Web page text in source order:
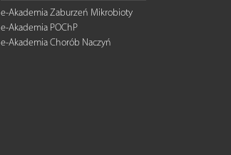
e-Akademia Zaburzeń Mikrobioty
e-Akademia POChP
e-Akademia Chorób Naczyń